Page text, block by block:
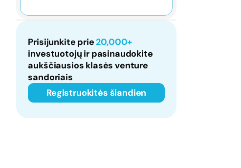
Prisijunkite prie 20,000+
investuotojų ir pasinaudokite
aukščiausios klasės venture
sandoriais
Registruokitės šiandien